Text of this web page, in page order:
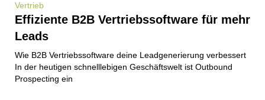
Vertrieb
Effiziente B2B Vertriebssoftware für mehr
Leads
Wie B2B Vertriebssoftware deine Leadgenerierung verbessert
In der heutigen schnelllebigen Geschäftswelt ist Outbound
Prospecting ein